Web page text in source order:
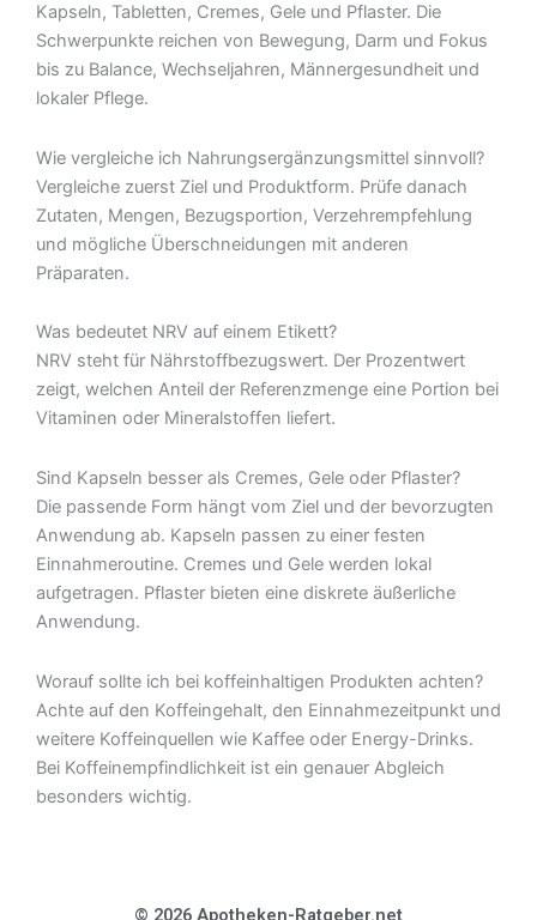
Kapseln, Tabletten, Cremes, Gele und Pflaster. Die
Schwerpunkte reichen von Bewegung, Darm und Fokus
bis zu Balance, Wechseljahren, Männergesundheit und
lokaler Pflege.
Wie vergleiche ich Nahrungsergänzungsmittel sinnvoll?
Vergleiche zuerst Ziel und Produktform. Prüfe danach
Zutaten, Mengen, Bezugsportion, Verzehrempfehlung
und mögliche Überschneidungen mit anderen
Präparaten.
Was bedeutet NRV auf einem Etikett?
NRV steht für Nährstoffbezugswert. Der Prozentwert
zeigt, welchen Anteil der Referenzmenge eine Portion bei
Vitaminen oder Mineralstoffen liefert.
Sind Kapseln besser als Cremes, Gele oder Pflaster?
Die passende Form hängt vom Ziel und der bevorzugten
Anwendung ab. Kapseln passen zu einer festen
Einnahmeroutine. Cremes und Gele werden lokal
aufgetragen. Pflaster bieten eine diskrete äußerliche
Anwendung.
Worauf sollte ich bei koffeinhaltigen Produkten achten?
Achte auf den Koffeingehalt, den Einnahmezeitpunkt und
weitere Koffeinquellen wie Kaffee oder Energy-Drinks.
Bei Koffeinempfindlichkeit ist ein genauer Abgleich
besonders wichtig.
© 2026 Apotheken-Ratgeber.net